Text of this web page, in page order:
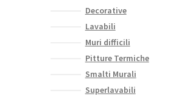
Decorative
Lavabili
Muri difficili
Pitture Termiche
Smalti Murali
Superlavabili